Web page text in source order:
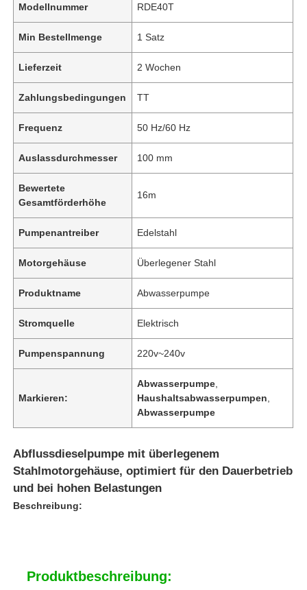
Modellnummer RDE40T
Min Bestellmenge 1 Satz
Lieferzeit 2 Wochen
Zahlungsbedingungen TT
Frequenz 50 Hz/60 Hz
Auslassdurchmesser 100 mm
Bewertete
Gesamtförderhöhe
16m
Pumpenantreiber Edelstahl
Motorgehäuse Überlegener Stahl
Produktname Abwasserpumpe
Stromquelle Elektrisch
Pumpenspannung 220v~240v
Markieren:
Abwasserpumpe
Haushaltsabwasserpumpen
Abwasserpumpe
Abflussdieselpumpe mit überlegenem
Stahlmotorgehäuse, optimiert für den Dauerbetrieb
und bei hohen Belastungen
Beschreibung:
Produktbeschreibung: